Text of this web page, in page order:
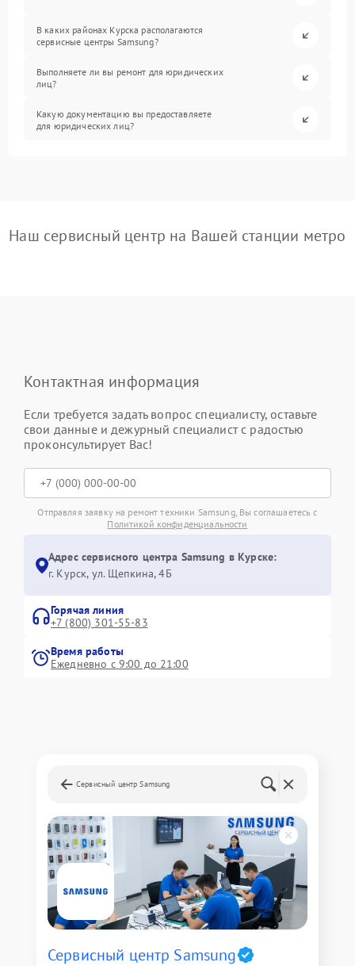
В каких районах Курска располагаются
сервисные центры Samsung?
Выполняете ли вы ремонт для юридических
лиц?
Какую документацию вы предоставляете
для юридических лиц?
Наш сервисный центр на Вашей станции метро
Контактная информация
Если требуется задать вопрос специалисту, оставьте
свои данные и дежурный специалист с радостью
проконсультирует Вас!
Отправляя заявку на ремонт техники Samsung, Вы соглашаетесь с
Политикой конфиденциальности
Адрес сервисного центра Samsung в Курске:
г. Курск, ул. Щепкина, 4Б
Горячая линия
+7 (800) 301-55-83
Время работы
Ежедневно с 9:00 до 21:00
Сервисный центр Samsung
Сервисный центр Samsung